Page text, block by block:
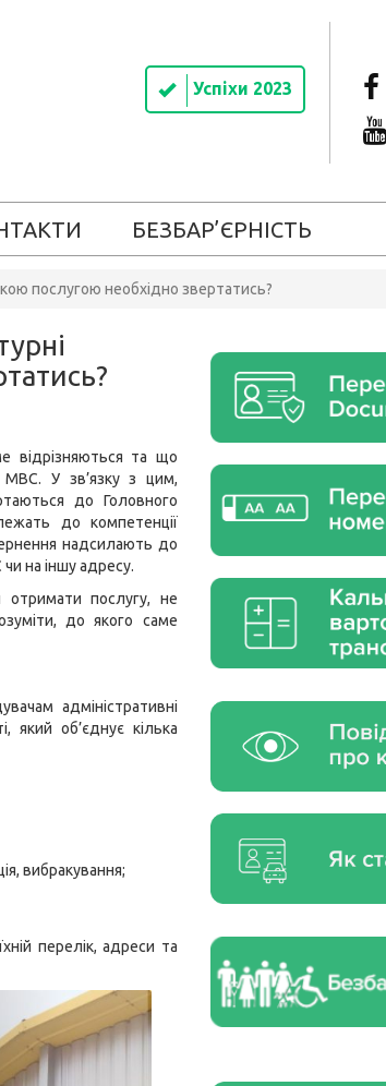
Успіхи 2023
БЕЗБАР’ЄРНІСТЬ
послугою необхідно звертатись?
відрізняються та що
У зв’язку з цим,
до Головного
до компетенції
надсилають до
на іншу адресу.
послугу, не
до якого саме
адміністративні
який об’єднує кілька
вибракування;
перелік, адреси та